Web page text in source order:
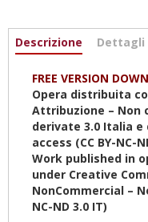
Informazioni
Descrizione (scheda
Dettagli
FREE VERSION
Opera distribuita
Attribuzione – Non
derivate 3.0 Italia
access (CC BY-NC-
Work published in
under Creative
NonCommercial –
NC-ND 3.0 IT)